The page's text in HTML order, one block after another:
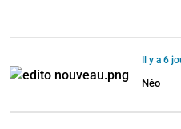
Il y a 6
Néo